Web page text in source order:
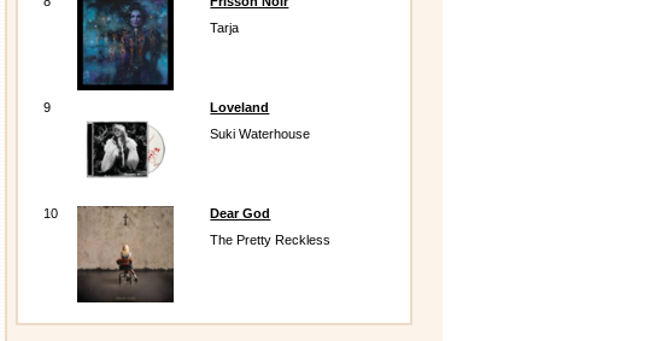
Tarja
9
Loveland
Suki Waterhouse
10
Dear God
The Pretty Reckless